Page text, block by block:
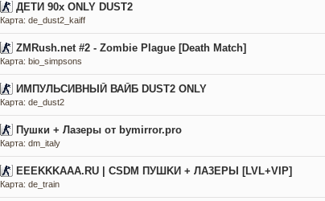
ДЕТИ 90х ONLY DUST2
Карта: de_dust2_kaiff
ZMRush.net #2 - Zombie Plague [Death Match]
Карта: bio_simpsons
ИМПУЛЬСИВНЫЙ ВАЙБ DUST2 ONLY
Карта: de_dust2
Пушки + Лазеры от bymirror.pro
Карта: dm_italy
EEEKKKAAA.RU | CSDM ПУШKИ + ЛA3EPЫ [LVL+VIP]
Карта: de_train